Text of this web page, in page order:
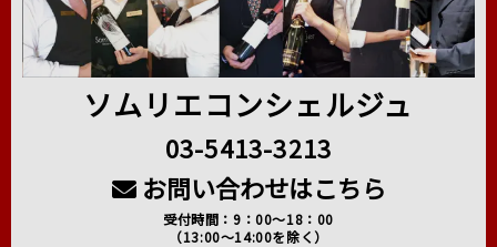
ソムリエコンシェルジュ
03-5413-3213
お問い合わせはこちら
受付時間：9：00～18：00
（13:00～14:00を除く）